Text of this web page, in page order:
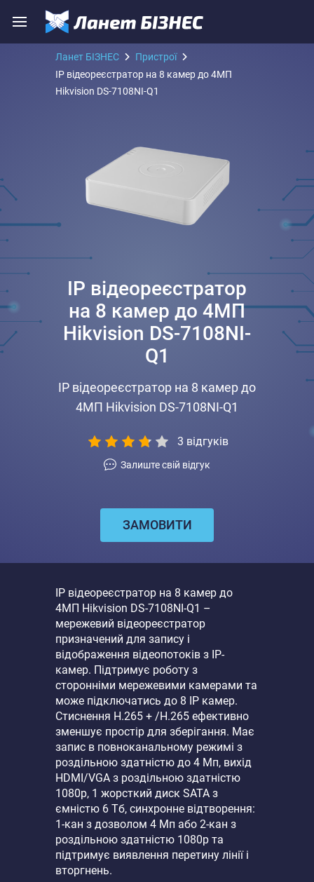
Ланет БІЗНЕС
Пристрої
IP відеореєстратор на 8 камер до 4МП
Hikvision DS-7108NI-Q1
IP відеореєстратор
на 8 камер до 4МП
Hikvision DS-7108NI-
Q1
IP відеореєстратор на 8 камер до
4МП Hikvision DS-7108NI-Q1
3 відгуків
Залиште свій відгук
ЗАМОВИТИ
IP відеореєстратор на 8 камер до
4МП Hikvision DS-7108NI-Q1 –
мережевий відеореєстратор
призначений для запису і
відображення відеопотоків з IP-
камер. Підтримує роботу з
сторонніми мережевими камерами та
може підключатись до 8 IP камер.
Стиснення H.265 + /H.265 ефективно
зменшує простір для зберігання. Має
запис в повноканальному режимі з
роздільною здатністю до 4 Мп, вихід
HDMI/VGA з роздільною здатністю
1080p, 1 жорсткий диск SATA з
ємністю 6 Тб, синхронне відтворення:
1-кан з дозволом 4 Мп або 2-кан з
роздільною здатністю 1080p та
підтримує виявлення перетину лінії і
вторгнень.